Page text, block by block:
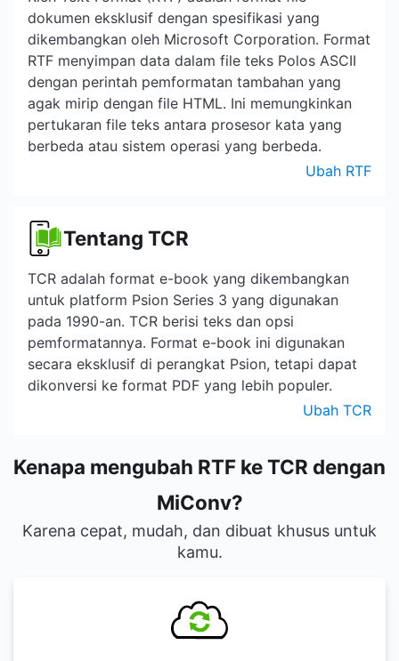
dokumen eksklusif dengan spesifikasi yang
dikembangkan oleh Microsoft Corporation. Format
RTF menyimpan data dalam file teks Polos ASCII
dengan perintah pemformatan tambahan yang
agak mirip dengan file HTML. Ini memungkinkan
pertukaran file teks antara prosesor kata yang
berbeda atau sistem operasi yang berbeda.
Ubah RTF
Tentang TCR
TCR adalah format e-book yang dikembangkan
untuk platform Psion Series 3 yang digunakan
pada 1990-an. TCR berisi teks dan opsi
pemformatannya. Format e-book ini digunakan
secara eksklusif di perangkat Psion, tetapi dapat
dikonversi ke format PDF yang lebih populer.
Ubah TCR
Kenapa mengubah RTF ke TCR dengan
MiConv?
Karena cepat, mudah, dan dibuat khusus untuk
kamu.